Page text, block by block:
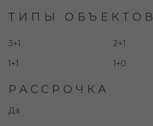
ТИПЫ ОБЪЕКТОВ
3+1 2+1
1+1 1+0
РАССРОЧКА
Да